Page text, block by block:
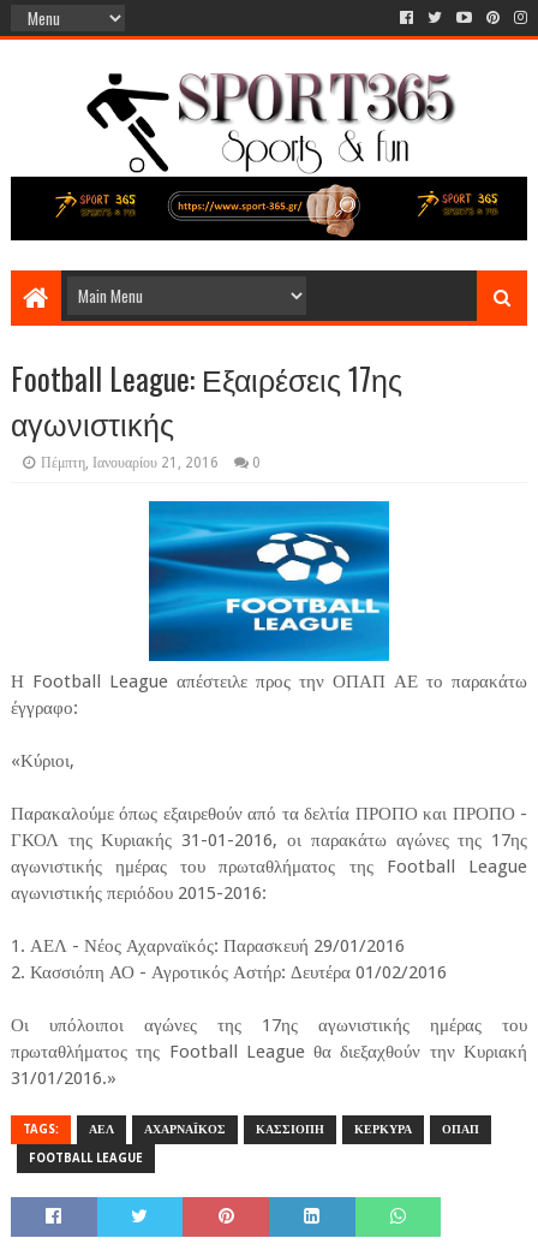
Football League: Εξαιρέσεις 17ης
αγωνιστικής
Πέμπτη, Ιανουαρίου 21, 2016 0
Η Football League απέστειλε προς την ΟΠΑΠ ΑΕ το παρακάτω
έγγραφο:
«Κύριοι,
Παρακαλούμε όπως εξαιρεθούν από τα δελτία ΠΡΟΠΟ και ΠΡΟΠΟ -
ΓΚΟΛ της Κυριακής 31-01-2016, οι παρακάτω αγώνες της 17ης
αγωνιστικής ημέρας του πρωταθλήματος της Football League
αγωνιστικής περιόδου 2015-2016:
1. ΑΕΛ - Νέος Αχαρναϊκός: Παρασκευή 29/01/2016
2. Κασσιόπη ΑΟ - Αγροτικός Αστήρ: Δευτέρα 01/02/2016
Οι υπόλοιποι αγώνες της 17ης αγωνιστικής ημέρας του
πρωταθλήματος της Football League θα διεξαχθούν την Κυριακή
31/01/2016.»
TAGS: ΑΕΛ ΑΧΑΡΝΑΪΚΟΣ ΚΑΣΣΙΟΠΗ ΚΕΡΚΥΡΑ ΟΠΑΠ
FOOTBALL LEAGUE